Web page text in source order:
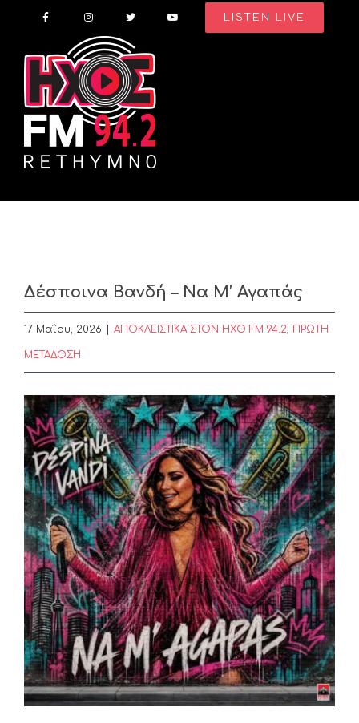
content
LISTEN LIVE
Δέσποινα Βανδή – Να Μ’ Αγαπάς
17 Μαΐου, 2026 ΑΠΟΚΛΕΙΣΤΙΚΑ ΣΤΟΝ ΗΧΟ FM 94.2, ΠΡΩΤΗ
ΜΕΤΑΔΟΣΗ
View
Larger
Image